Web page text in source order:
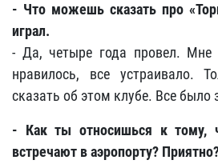
- Что можешь сказать про
играл.
- Да, четыре года провел. Мне
нравилось, все устраивало.
сказать об этом клубе. Все было
- Как ты относишься к тому,
встречают в аэропорту?